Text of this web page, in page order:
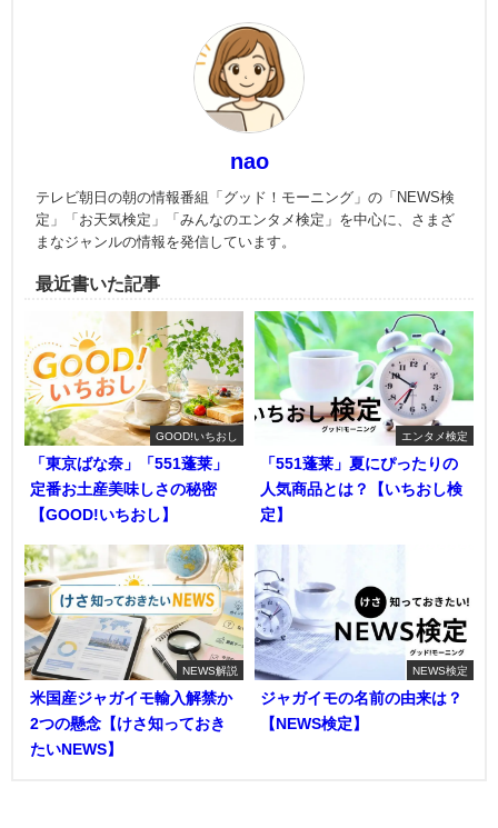
nao
テレビ朝日の朝の情報番組「グッド！モーニング」の「NEWS検
定」「お天気検定」「みんなのエンタメ検定」を中心に、さまざ
まなジャンルの情報を発信しています。
最近書いた記事
GOOD!いちおし
「東京ばな奈」「551蓬莱」
定番お土産美味しさの秘密
【GOOD!いちおし】
エンタメ検定
「551蓬莱」夏にぴったりの
人気商品とは？【いちおし検
定】
NEWS解説
米国産ジャガイモ輸入解禁か
2つの懸念【けさ知っておき
たいNEWS】
NEWS検定
ジャガイモの名前の由来は？
【NEWS検定】